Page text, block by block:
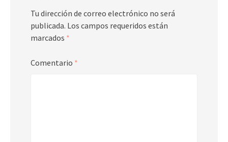
Tu dirección de correo electrónico no será
publicada. Los campos requeridos están
marcados *
Comentario *